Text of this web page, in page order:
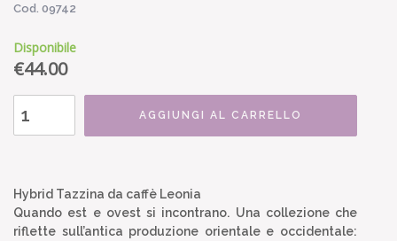
Cod. 09742
Disponibile
€44.00
AGGIUNGI AL CARRELLO
Hybrid Tazzina da caffè Leonia
Quando est e ovest si incontrano. Una collezione che
riflette sull’antica produzione orientale e occidentale: